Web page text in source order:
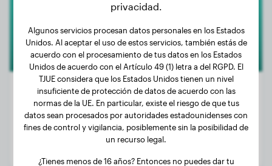
Peso:
4 kg
Género:
privacidad.
Algunos servicios procesan datos personales en los Estados
Unidos. Al aceptar el uso de estos servicios, también estás de
acuerdo con el procesamiento de tus datos en los Estados
Unidos de acuerdo con el Artículo 49 (1) letra a del RGPD. El
TJUE considera que los Estados Unidos tienen un nivel
insuficiente de protección de datos de acuerdo con las
normas de la UE. En particular, existe el riesgo de que tus
datos sean procesados por autoridades estadounidenses con
fines de control y vigilancia, posiblemente sin la posibilidad de
un recurso legal.
¿Tienes menos de 16 años? Entonces no puedes dar tu